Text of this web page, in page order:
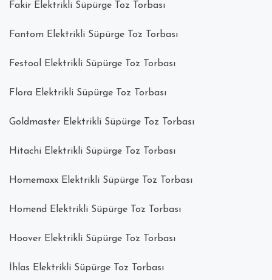
Fakir Elektrikli Süpürge Toz Torbası
Fantom Elektrikli Süpürge Toz Torbası
Festool Elektrikli Süpürge Toz Torbası
Flora Elektrikli Süpürge Toz Torbası
Goldmaster Elektrikli Süpürge Toz Torbası
Hitachi Elektrikli Süpürge Toz Torbası
Homemaxx Elektrikli Süpürge Toz Torbası
Homend Elektrikli Süpürge Toz Torbası
Hoover Elektrikli Süpürge Toz Torbası
İhlas Elektrikli Süpürge Toz Torbası